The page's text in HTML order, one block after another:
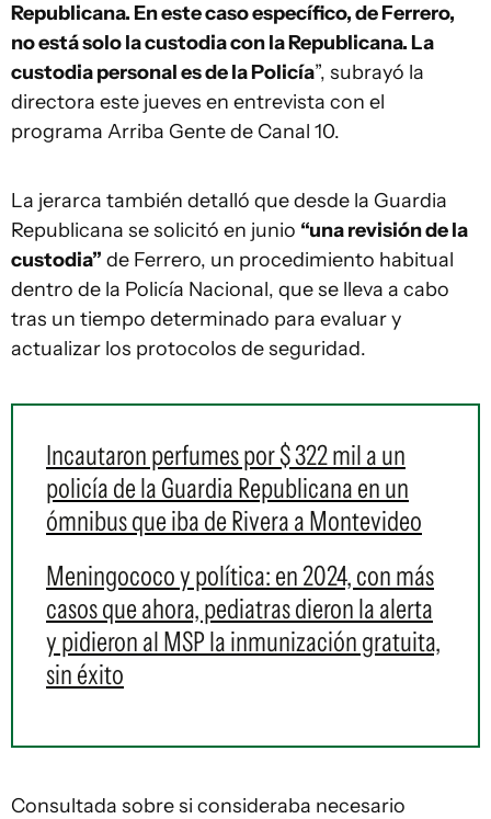
Republicana. En este caso específico, de Ferrero,
no está solo la custodia con la Republicana. La
custodia personal es de la Policía”, subrayó la
directora este jueves en entrevista con el
programa Arriba Gente de Canal 10.
La jerarca también detalló que desde la Guardia
Republicana se solicitó en junio “una revisión de la
custodia” de Ferrero, un procedimiento habitual
dentro de la Policía Nacional, que se lleva a cabo
tras un tiempo determinado para evaluar y
actualizar los protocolos de seguridad.
Incautaron perfumes por $ 322 mil a un
policía de la Guardia Republicana en un
ómnibus que iba de Rivera a Montevideo
Meningococo y política: en 2024, con más
casos que ahora, pediatras dieron la alerta
y pidieron al MSP la inmunización gratuita,
sin éxito
Consultada sobre si consideraba necesario